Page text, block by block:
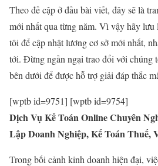
Theo đề cập ở đầu bài viết, đây sẽ là
mới nhất qua từng năm. Vì vậy hãy
tôi để cập nhật lương cơ sở mới nhất,
tới. Đừng ngần ngại trao đổi với chúng
bên dưới để được hỗ trợ giải đáp thắc
[wptb id=9751] [wptb id=9754]
Dịch Vụ Kế Toán Online Chuyên
Lập Doanh Nghiệp, Kế Toán Thuế,
Trong bối cảnh kinh doanh hiện đại,